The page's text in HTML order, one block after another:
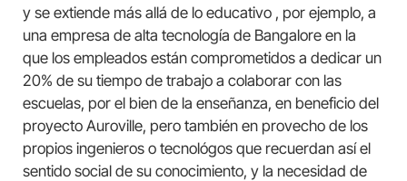
y se extiende más allá de lo educativo , por ejemplo, a
una empresa de alta tecnología de Bangalore en la
que los empleados están comprometidos a dedicar un
20% de su tiempo de trabajo a colaborar con las
escuelas, por el bien de la enseñanza, en beneficio del
proyecto Auroville, pero también en provecho de los
propios ingenieros o tecnológos que recuerdan así el
sentido social de su conocimiento, y la necesidad de